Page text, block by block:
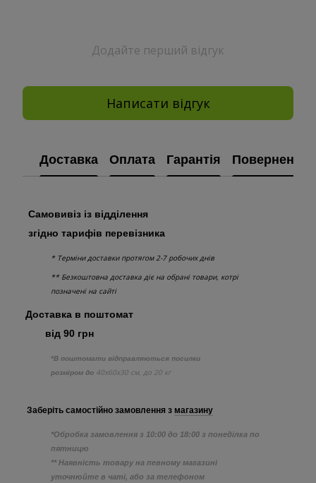
Додайте перший відгук
Написати відгук
Доставка Оплата Гарантія Повернення
Самовивіз із відділення
згідно тарифів перевізника
* Терміни доставки протягом 2-7 робочих днів
** Безкоштовна доставка діє на обрані товари, котрі
позначені на сайті
Доставка в поштомат
від 90 грн
*В поштомати відправляються посилки
розміром до 40х60х30 см, до 20 кг
Заберіть самостійно замовлення з магазину
*Обробка замовлення з 10:00 до 18:00 з понеділка по
пятницю
** Наявність товару на певному магазині
уточнюйте в чаті, або за телефоном